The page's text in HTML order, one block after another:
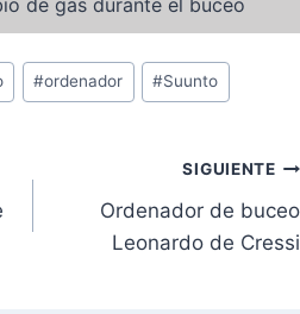
de gas durante el buceo
#ordenador #Suunto
SIGUIENTE
Ordenador de buceo
Leonardo de Cressi